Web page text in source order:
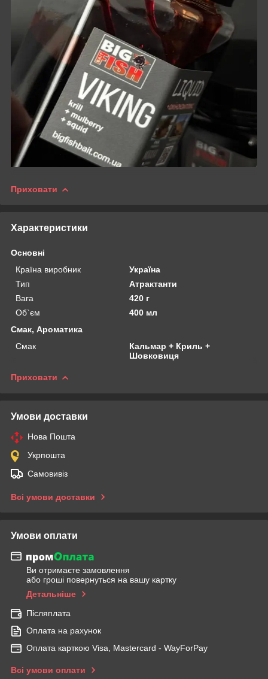
Приховати
Характеристики
Основні
Країна виробник
Україна
Тип
Атрактанти
Вага
420 г
Об`єм
400 мл
Смак, Ароматика
Смак
Кальмар + Криль +
Шовковиця
Приховати
Умови доставки
Нова Пошта
Укрпошта
Самовивіз
Всі умови доставки
Умови оплати
Ви отримаєте замовлення
або гроші повернуться на вашу картку
Детальніше
Післяплата
Оплата на рахунок
Оплата карткою Visa, Mastercard - WayForPay
Всі умови оплати